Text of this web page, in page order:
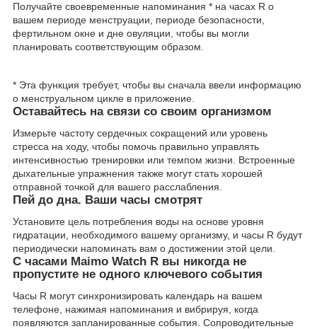
Получайте своевременные напоминания * на часах R о
вашем периоде менструации, периоде безопасности,
фертильном окне и дне овуляции, чтобы вы могли
планировать соответствующим образом.
* Эта функция требует, чтобы вы сначала ввели информацию
о менструальном цикле в приложение.
Оставайтесь на связи со своим организмом
Измерьте частоту сердечных сокращений или уровень
стресса на ходу, чтобы помочь правильно управлять
интенсивностью тренировки или темпом жизни. Встроенные
дыхательные упражнения также могут стать хорошей
отправной точкой для вашего расслабления.
Пей до дна. Ваши часы смотрят
Установите цель потребления воды на основе уровня
гидратации, необходимого вашему организму, и часы R будут
периодически напоминать вам о достижении этой цели.
С часами Maimo Watch R вы никогда не
пропустите не одного ключевого события
Часы R могут синхронизировать календарь на вашем
телефоне, нажимая напоминания и вибрируя, когда
появляются запланированные события. Сопроводительные